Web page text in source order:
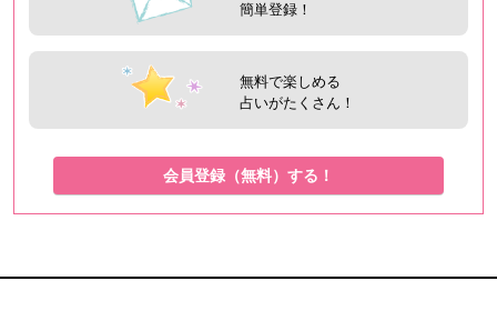
簡単登録！
無料で楽しめる
占いがたくさん！
会員登録（無料）する！